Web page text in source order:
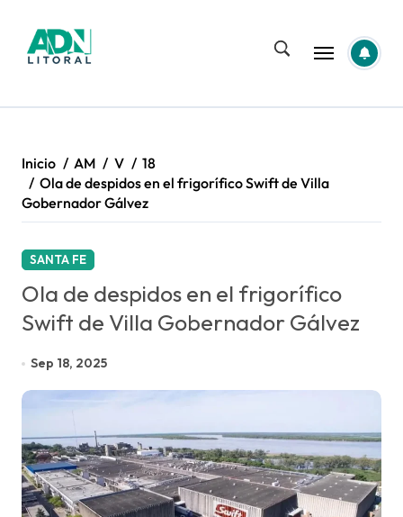
contenido
Inicio AM V
18
Ola de despidos en el frigorífico Swift de Villa
Gobernador Gálvez
SANTA FE
Ola de despidos en el frigorífico
Swift de Villa Gobernador Gálvez
Sep 18, 2025